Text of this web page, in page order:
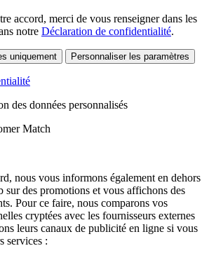
accord, merci de vous renseigner dans les
notre Déclaration de confidentialité.
uniquement Personnaliser les paramètres
des données personnalisés
Match
nous vous informons également en dehors
sur des promotions et vous affichons des
Pour ce faire, nous comparons vos
cryptées avec les fournisseurs externes
leurs canaux de publicité en ligne si vous
services :